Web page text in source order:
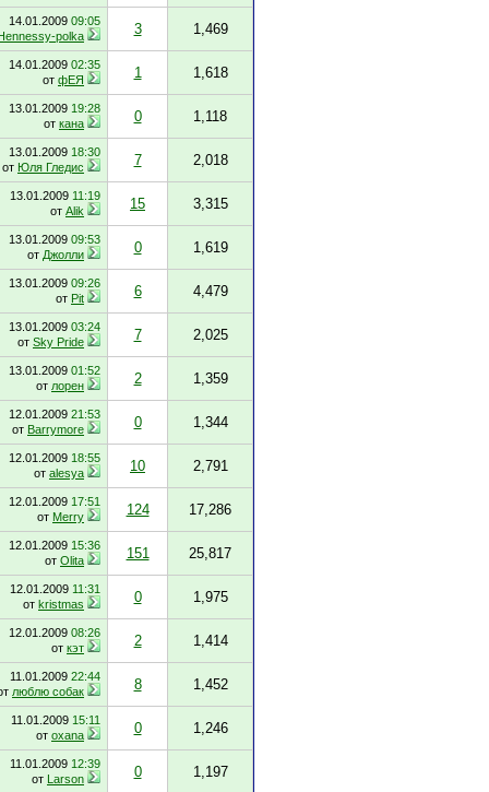
14.01.2009 09:05
polka
3 1,469
14.01.2009 02:35
от фЕЯ 1 1,618
13.01.2009 19:28
от кана 0 1,118
13.01.2009 18:30
от Юля Гледис 7 2,018
13.01.2009 11:19
от Alik 15 3,315
13.01.2009 09:53
от Джолли 0 1,619
13.01.2009 09:26
от Pit 6 4,479
13.01.2009 03:24
от Sky Pride 7 2,025
13.01.2009 01:52
от лорен 2 1,359
12.01.2009 21:53
от Barrymore 0 1,344
12.01.2009 18:55
от alesya 10 2,791
12.01.2009 17:51
от Merry 124 17,286
12.01.2009 15:36
от Olita 151 25,817
12.01.2009 11:31
от kristmas 0 1,975
12.01.2009 08:26
от кэт 2 1,414
11.01.2009 22:44
люблю собак 8 1,452
11.01.2009 15:11
от oxana 0 1,246
11.01.2009 12:39
от Larson 0 1,197